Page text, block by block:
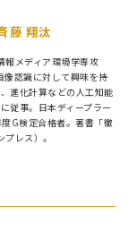
藤 翔汰
報メディア環境学専攻
像認識に対して興味を持
進化計算などの人工知能
従事。日本ディープラー
G検定合格者。著書「徹
レス）。